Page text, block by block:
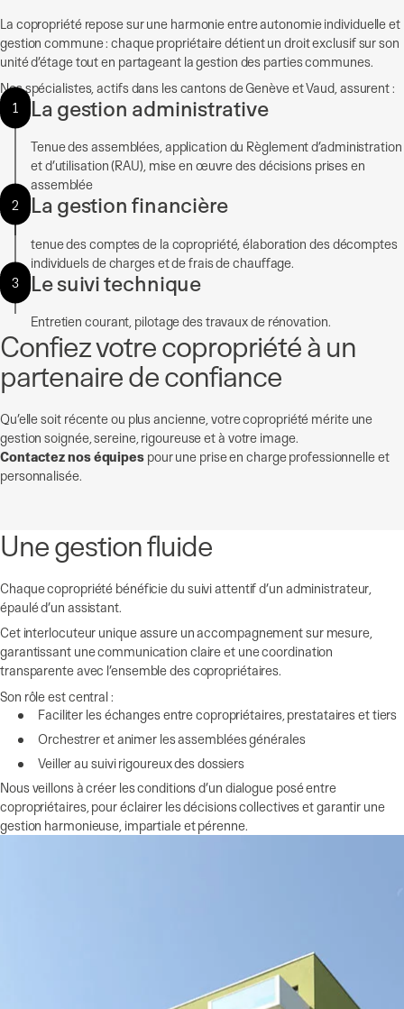
La copropriété repose sur une harmonie entre autonomie individuelle et
gestion commune : chaque propriétaire détient un droit exclusif sur son
unité d’étage tout en partageant la gestion des parties communes.
Nos spécialistes, actifs dans les cantons de Genève et Vaud, assurent :
1
La gestion administrative
Tenue des assemblées, application du Règlement d’administration
et d’utilisation (RAU), mise en œuvre des décisions prises en
assemblée
2
La gestion financière
tenue des comptes de la copropriété, élaboration des décomptes
individuels de charges et de frais de chauffage.
3
Le suivi technique
Entretien courant, pilotage des travaux de rénovation.
Confiez votre copropriété à un
partenaire de confiance
Qu’elle soit récente ou plus ancienne, votre copropriété mérite une
gestion soignée, sereine, rigoureuse et à votre image.
Contactez nos équipespour une prise en charge professionnelle et
personnalisée.
Une gestion fluide
Chaque copropriété bénéficie du suivi attentif d’un administrateur,
épaulé d’un assistant.
Cet interlocuteur unique assure un accompagnement sur mesure,
garantissant une communication claire et une coordination
transparente avec l’ensemble des copropriétaires.
Son rôle est central :
Faciliter les échanges entre copropriétaires, prestataires et tiers
Orchestrer et animer les assemblées générales
Veiller au suivi rigoureux des dossiers
Nous veillons à créer les conditions d’un dialogue posé entre
copropriétaires, pour éclairer les décisions collectives et garantir une
gestion harmonieuse, impartiale et pérenne.